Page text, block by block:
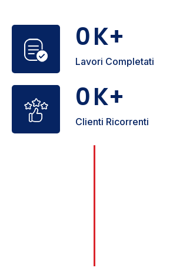
0K+
Lavori Completati
0K+
Clienti Ricorrenti